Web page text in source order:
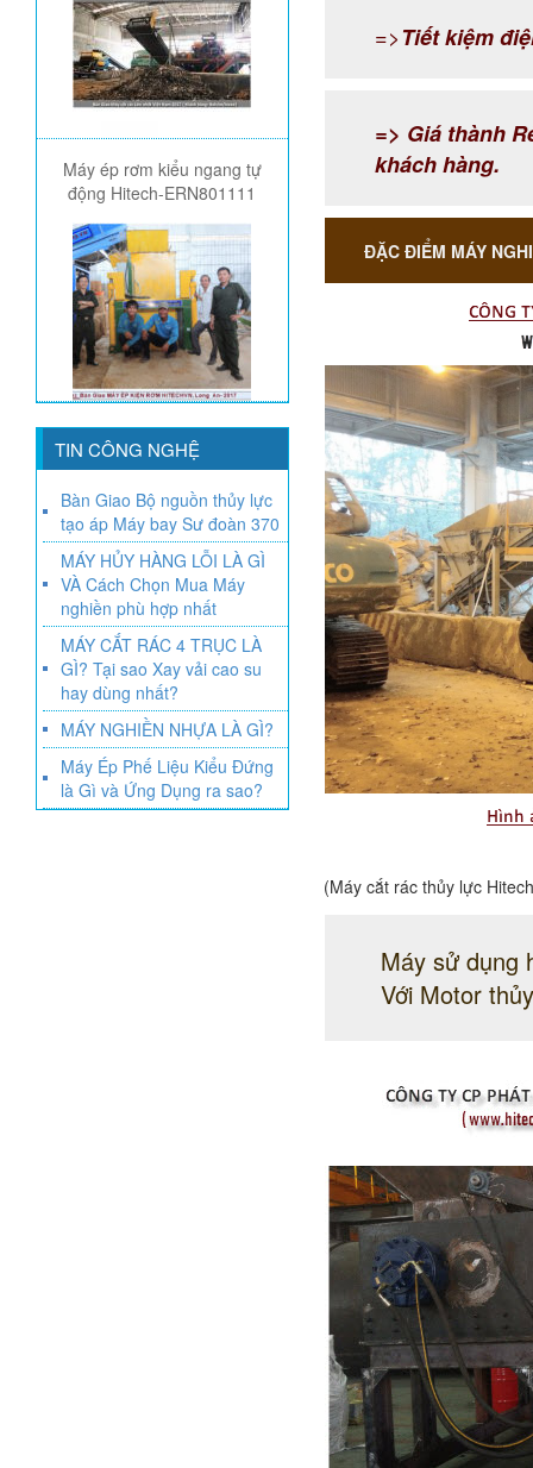
Máy ép rơm kiểu ngang tự
động Hitech-ERN801111
TIN CÔNG NGHỆ
Bàn Giao Bộ nguồn thủy lực
tạo áp Máy bay Sư đoàn 370
MÁY HỦY HÀNG LỖI LÀ GÌ
VÀ Cách Chọn Mua Máy
nghiền phù hợp nhất
MÁY CẮT RÁC 4 TRỤC LÀ
GÌ? Tại sao Xay vải cao su
hay dùng nhất?
MÁY NGHIỀN NHỰA LÀ GÌ?
Máy Ép Phế Liệu Kiểu Đứng
là Gì và Ứng Dụng ra sao?
=>Tiết kiệm
=> Giá thành
khách hàng.
ĐẶC ĐIỂM MÁY
(Máy cắt rác thủy lực
Máy sử dụng
Với Motor